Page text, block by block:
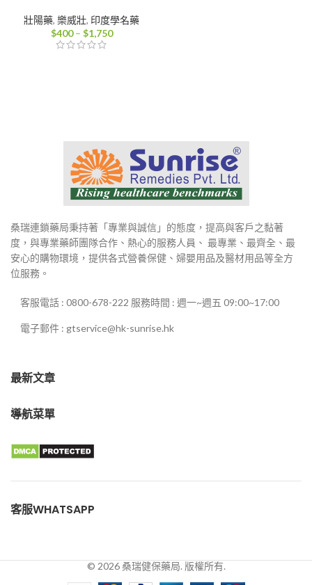
壯陽藥, 樂威壯, 印度學名藥
$400 – $1,750價
桑瑞連鎖藥局秉持著「專業與誠信」的態度，提高與客戶之黏著
度，與專業藥師團隊合作、熱心的服務人員、 最專業、最齊全、最
安心的購物環境，提供各式營養保健、婦嬰用品及醫材用品等全方
位服務。
客服電話 : 0800-678-222 服務時間 : 週一~週五 09:00~17:00
電子郵件 : gtservice@hk-sunrise.hk
最新文章
導航菜單
客服WHATSAPP
© 2026 桑瑞健保藥局. 版權所有.